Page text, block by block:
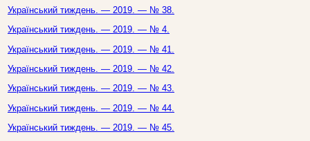
Український тиждень. — 2019. — № 38.
Український тиждень. — 2019. — № 4.
Український тиждень. — 2019. — № 41.
Український тиждень. — 2019. — № 42.
Український тиждень. — 2019. — № 43.
Український тиждень. — 2019. — № 44.
Український тиждень. — 2019. — № 45.